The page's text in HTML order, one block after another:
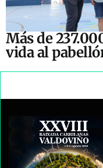
Más de
vida al